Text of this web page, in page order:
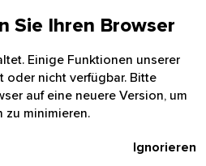
Sie Ihren Browser
Einige Funktionen unserer
oder nicht verfügbar. Bitte
auf eine neuere Version, um
zu minimieren.
Ignorieren